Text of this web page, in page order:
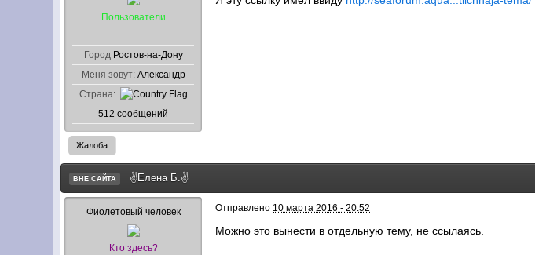
Пользователи
Город Ростов-на-Дону
Меня зовут: Александр
Страна:
512 сообщений
Жалоба
ВНЕ САЙТА ✌Елена Б.✌
Фиолетовый человек
Кто здесь?
Отправлено 10 марта 2016 - 20:52
Можно это вынести в отдельную тему, не ссылаясь.